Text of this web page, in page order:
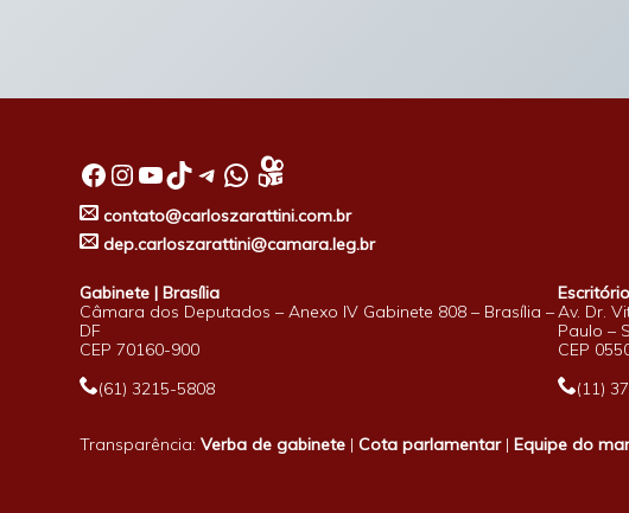
Facebook InstagramYoutube TikTok Telegram WhatsApp
contato@carloszarattini.com.br
dep.carloszarattini@camara.leg.br
Gabinete | Brasília
Câmara dos Deputados – Anexo IV Gabinete 808 – Brasília –
DF
CEP 70160-900
(61) 3215-5808
Av. Dr.
Paulo –
CEP
(11)
Transparência:Verba de gabinete |Cota parlamentar|Equipe do